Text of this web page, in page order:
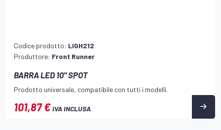
Codice prodotto: LIGH212
Produttore: Front Runner
BARRA LED 10" SPOT
Prodotto universale, compatibile con tutti i modelli.
101,87 €IVA INCLUSA